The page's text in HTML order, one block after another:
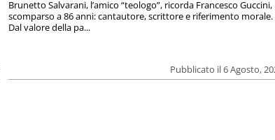
Pubblicato il 6 Agosto,
Brunetto Salvarani, l’amico “teologo”, ricorda Francesco Guccini,
scomparso a 86 anni: cantautore, scrittore e riferimento morale.
Dal valore della pa...